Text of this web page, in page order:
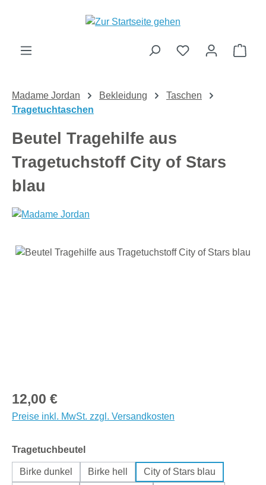
Zum Hauptinhalt springen
Madame Jordan Bekleidung
Taschen
Tragetuchtaschen
Beutel Tragehilfe aus
Tragetuchstoff City of Stars
blau
Bildergalerie überspringen
Regulärer Preis:
12,00 €
Preise inkl. MwSt. zzgl. Versandkosten
Tragetuchbeutelauswählen
Birke dunkel Birke hell
City of Stars blau